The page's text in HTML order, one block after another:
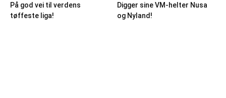
På god vei til verdens
tøffeste liga!
Digger sine VM-helter Nusa
og Nyland!